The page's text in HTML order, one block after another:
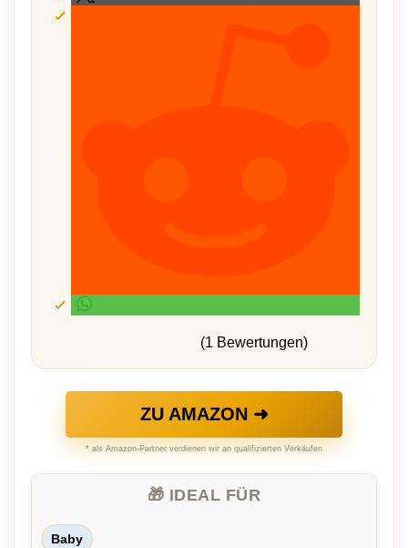
(1 Bewertungen)
ZU AMAZON ➜
* als Amazon-Partner verdienen wir an qualifizierten Verkäufen
🎁 IDEAL FÜR
Baby